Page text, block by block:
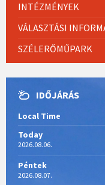
INTÉZMÉNYEK
VÁLASZTÁSI
SZÉLERŐMŰPARK
IDŐJÁRÁS
Local Time
Today
2026.08.06.
Péntek
2026.08.07.